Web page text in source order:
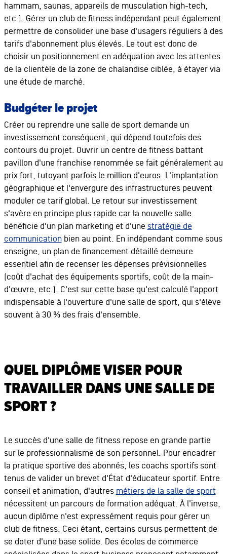
hammam, saunas, appareils de musculation high-tech,
etc.). Gérer un club de fitness indépendant peut également
permettre de consolider une base d'usagers réguliers à des
tarifs d'abonnement plus élevés. Le tout est donc de
choisir un positionnement en adéquation avec les attentes
de la clientèle de la zone de chalandise ciblée, à étayer via
une étude de marché.
Budgéter le projet
Créer ou reprendre une salle de sport demande un
investissement conséquent, qui dépend toutefois des
contours du projet. Ouvrir un centre de fitness battant
pavillon d'une franchise renommée se fait généralement au
prix fort, tutoyant parfois le million d'euros. L'implantation
géographique et l'envergure des infrastructures peuvent
moduler ce tarif global. Le retour sur investissement
s'avère en principe plus rapide car la nouvelle salle
bénéficie d'un plan marketing et d'une stratégie de
communicationbien au point. En indépendant comme sous
enseigne, un plan de financement détaillé demeure
essentiel afin de recenser les dépenses prévisionnelles
(coût d'achat des équipements sportifs, coût de la main-
d'œuvre, etc.). C'est sur cette base qu'est calculé l'apport
indispensable à l'ouverture d'une salle de sport, qui s'élève
souvent à 30 % des frais d'ensemble.
QUEL DIPLÔME VISER POUR
TRAVAILLER DANS UNE SALLE DE
SPORT ?
Le succès d'une salle de fitness repose en grande partie
sur le professionnalisme de son personnel. Pour encadrer
la pratique sportive des abonnés, les coachs sportifs sont
tenus de valider un brevet d'État d'éducateur sportif. Entre
conseil et animation, d'autres métiers de la salle de sport
nécessitent un parcours de formation adéquat. À l'inverse,
aucun diplôme n'est expressément requis pour gérer un
club de fitness. Ceci étant, certains cursus permettent de
se doter d'une base solide. Des écoles de commerce